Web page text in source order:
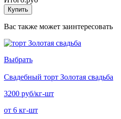
Купить
Вас также может заинтересовать
Выбрать
Свадебный торт Золотая свадьба
3200 руб/кг-шт
от 6 кг-шт